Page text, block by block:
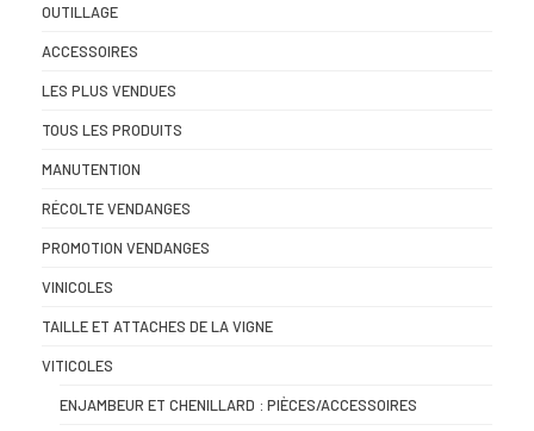
OUTILLAGE
ACCESSOIRES
LES PLUS VENDUES
TOUS LES PRODUITS
MANUTENTION
RÉCOLTE VENDANGES
PROMOTION VENDANGES
VINICOLES
TAILLE ET ATTACHES DE LA VIGNE
VITICOLES
ENJAMBEUR ET CHENILLARD : PIÈCES/ACCESSOIRES